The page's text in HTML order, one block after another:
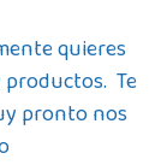
quieres
Te
pronto nos